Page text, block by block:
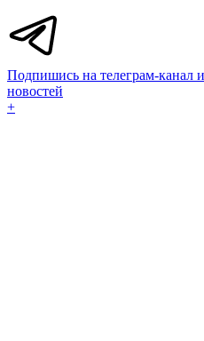
Подпишись на телеграм-канал
новостей
+